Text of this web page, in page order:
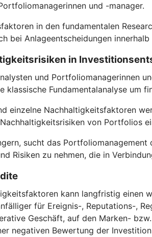
und -manager.
in den fundamentalen
bei Anlageentscheidungen
in
und Portfoliomanagerinnen
klassische Fundamentalanalyse um
einzelne Nachhaltigkeitsfaktoren
von Portfolios
sucht das
Risiken zu nehmen, die in
kann langfristig einen
für Ereignis-, Reputations-,
Geschäft, auf den Marken-
negativen Bewertung der